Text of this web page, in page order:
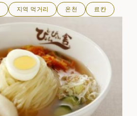
지역 먹거리 온천 료칸